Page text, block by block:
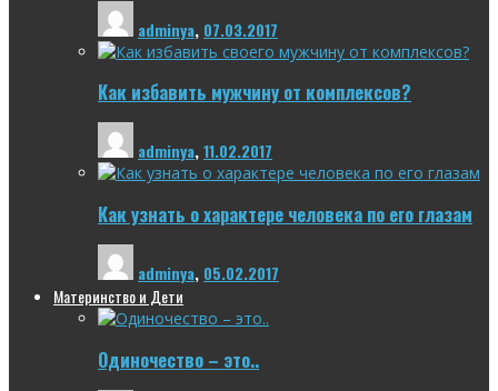
adminya, 07.03.2017
Как избавить мужчину от комплексов?
adminya,11.02.2017
Как узнать о характере человека по его глазам
adminya, 05.02.2017
Материнство и Дети
Одиночество – это..